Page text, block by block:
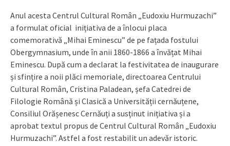
Anul acesta Centrul Cultural Român „Eudoxiu Hurmuzachi”
a formulat oficial inițiativa de a înlocui placa
comemorativă „Mihai Eminescu” de pe fațada fostului
Obergymnasium, unde în anii 1860-1866 a învățat Mihai
Eminescu. După cum a declarat la festivitatea de inaugurare
și sfințire a noii plăci memoriale, directoarea Centrului
Cultural Român, Cristina Paladean, șefa Catedrei de
Filologie Română și Clasică a Universității cernăuțene,
Consiliul Orășenesc Cernăuți a susținut inițiativa și a
aprobat textul propus de Centrul Cultural Român „Eudoxiu
Hurmuzachi”. Astfel a fost restabilit un adevăr istoric.